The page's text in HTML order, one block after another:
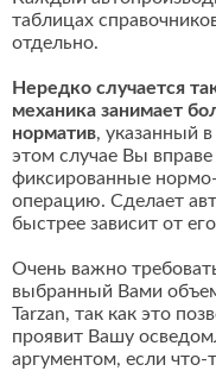
таблицах
отдельно.
Нередко случается
механика занимает
норматив, указанный
этом случае Вы
фиксированные
операцию. Сделает
быстрее зависит от
Очень важно
выбранный Вами
Tarzan, так как это
проявит Вашу
аргументом, если что-